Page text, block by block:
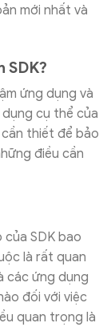
mới nhất và
SDK?
ứng dụng và
cụ thể của
thiết để bảo
điều cần
SDK bao
là rất quan
các ứng dụng
đối với việc
quan trọng là